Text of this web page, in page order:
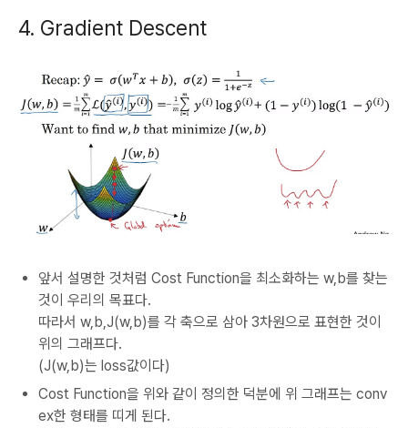
4. Gradient Descent
앞서 설명한 것처럼 Cost Function을 최소화하는 w,b를 찾는
것이 우리의 목표다.
따라서 w,b,J(w,b)를 각 축으로 삼아 3차원으로 표현한 것이
위의 그래프다.
(J(w,b)는 loss값이다)
Cost Function을 위와 같이 정의한 덕분에 위 그래프는 conv
ex한 형태를 띠게 된다.